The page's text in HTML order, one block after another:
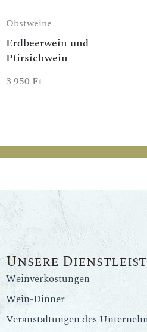
Obstweine
Erdbeerwein und
Pfirsichwein
3 950 Ft
Unsere
Weinverkostungen
Wein-Dinner
Veranstaltungen des